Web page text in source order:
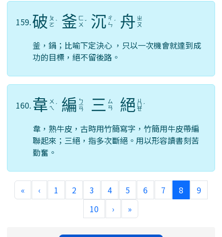
159.破 ㄆ
ㄛ ˋ 釜 ㄈ
ㄨ ˇ 沉 ㄔ
ㄣ ˊ 舟 ㄓ
ㄡ
釜，鍋；比喻下定決心 ，只以一次機會就達到成
功的目標，絕不留後路。
160. 韋 ㄨ
ㄟ ˊ 編 ㄅ
ㄧ
ㄢ 三 ㄙ
ㄢ
絕 ㄐ
ㄩ
ㄝ
ˊ
韋，熟牛皮，古時用竹簡寫字，竹簡用牛皮帶編
聯起來；三絕，指多次斷絕。用以形容讀書刻苦
勤奮。
« ‹ 1 2 3 4 5 6 7 8 (current)
9
10
› »